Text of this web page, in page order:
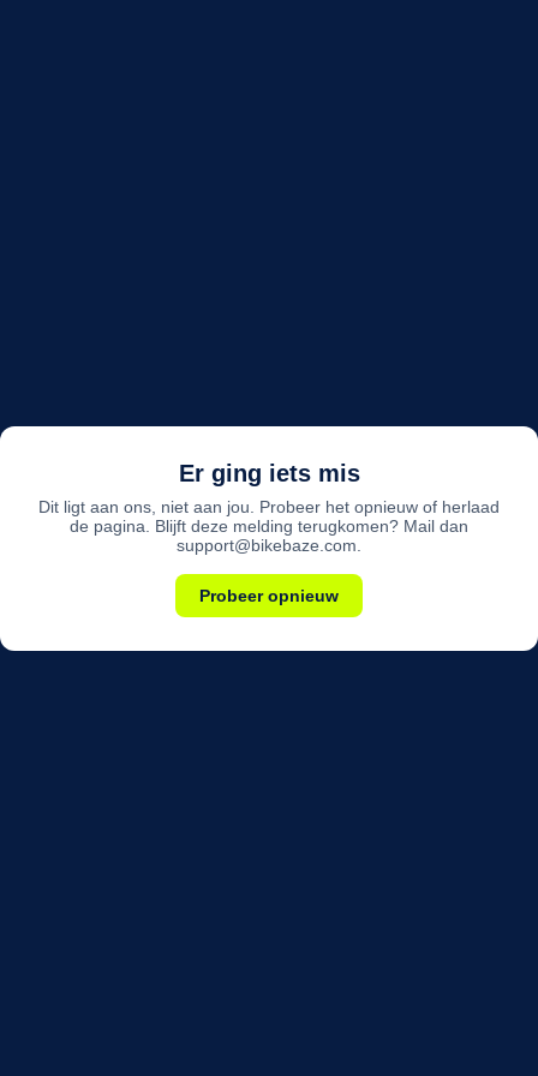
Er ging iets mis
Dit ligt aan ons, niet aan jou. Probeer het opnieuw of herlaad
de pagina. Blijft deze melding terugkomen? Mail dan
support@bikebaze.com.
Probeer opnieuw